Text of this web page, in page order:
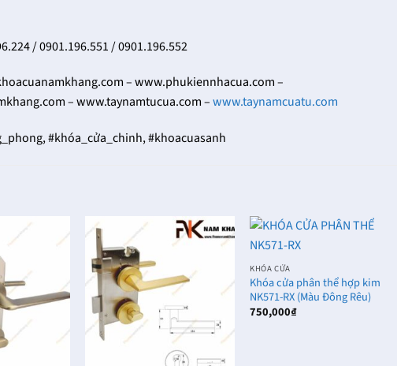
/ 0901.196.551 / 0901.196.552
– www.phukiennhacua.com –
– www.taynamtucua.com –www.taynamcuatu.com
#khóa_cửa_chinh, #khoacuasanh
KHÓA CỬA
Khóa cửa phân thể hợp kim
NK571-RX (Màu Đông Rêu)
750,000₫